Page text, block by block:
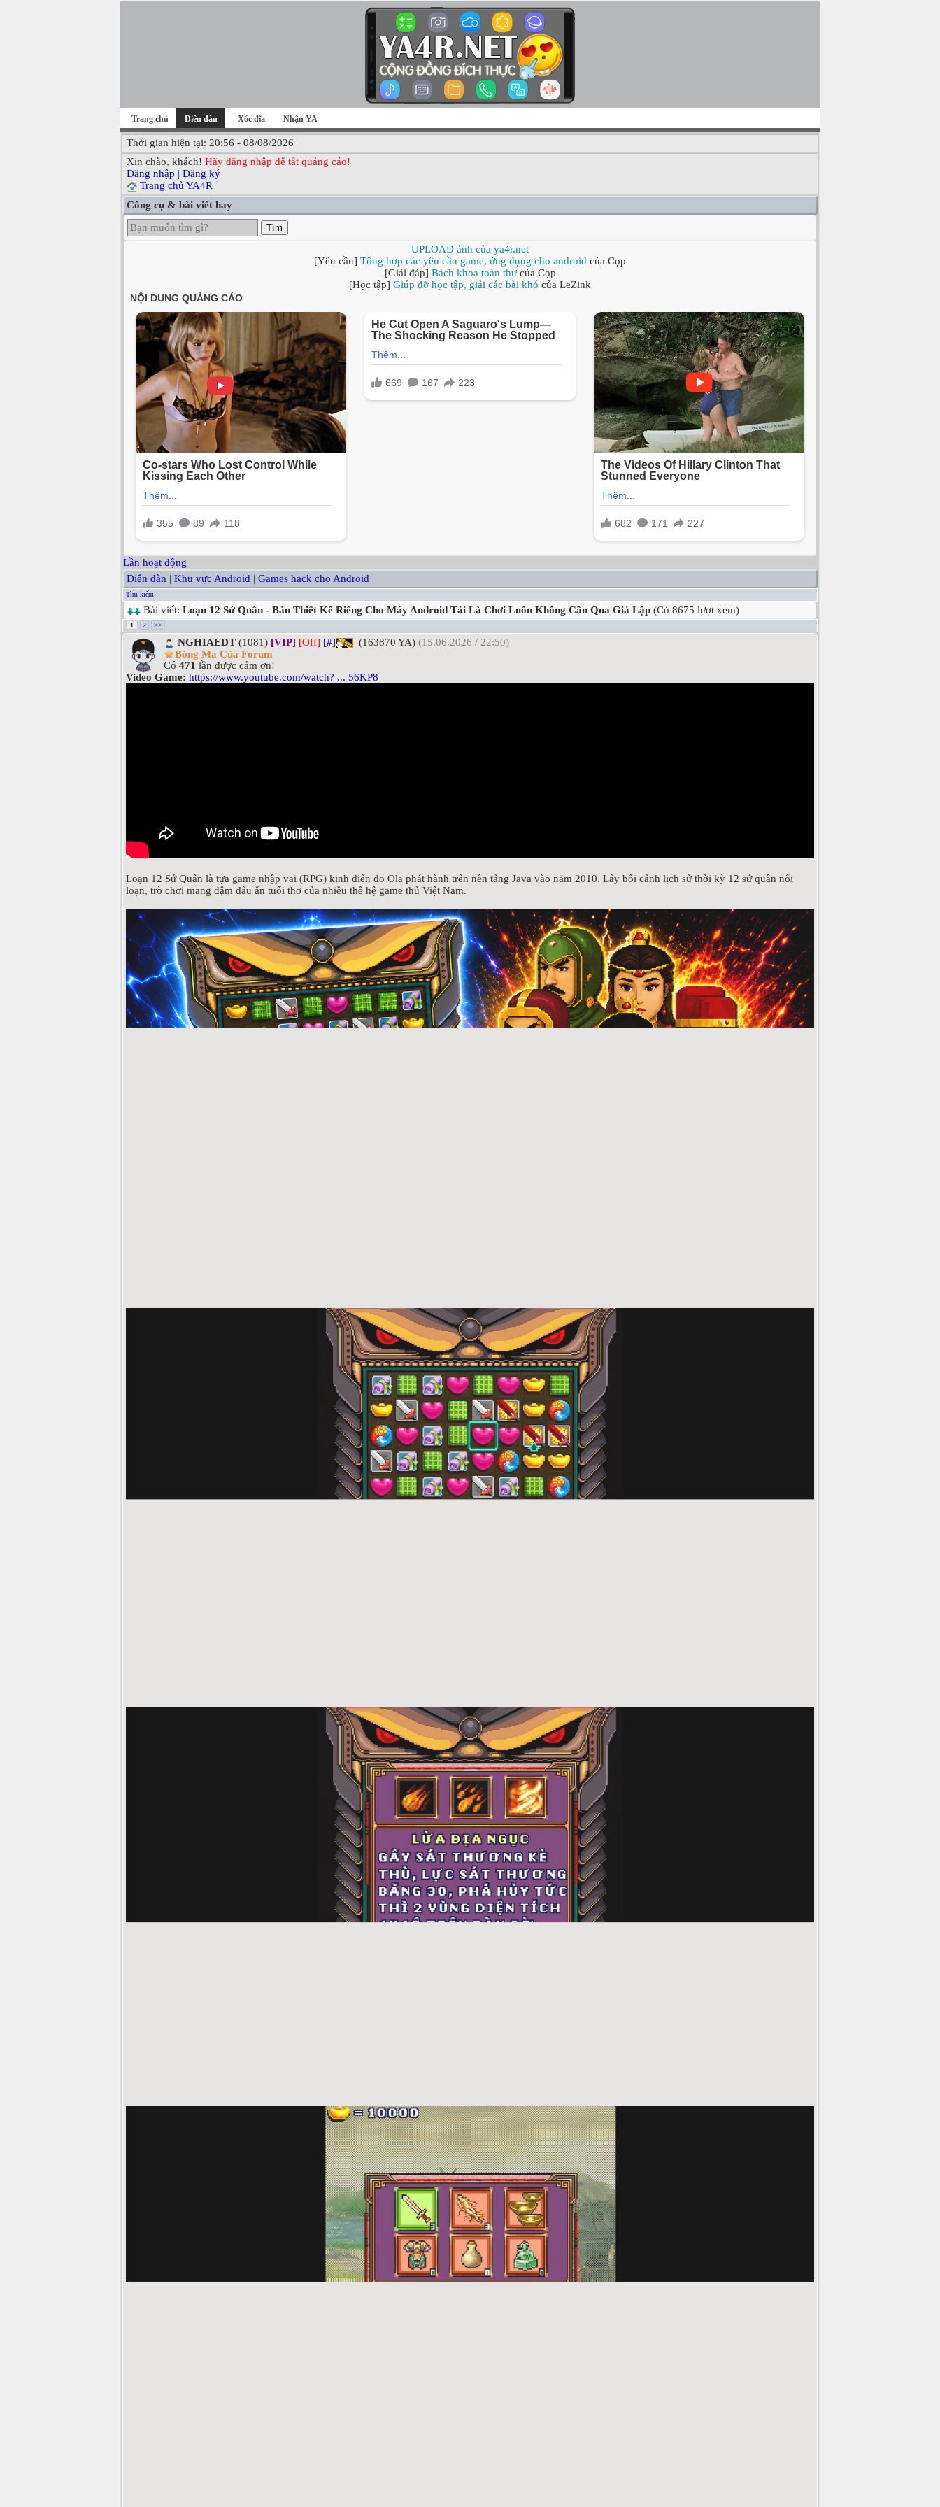
Trang chủ Diễn đàn Xóc đĩa Nhận YA
Thời gian hiện tại: 20:56 - 08/08/2026
Xin chào, khách! Hãy đăng nhập để tắt quảng cáo!
Đăng nhập | Đăng ký
Trang chủ YA4R
Công cụ & bài viết hay
Tìm
UPLOAD ảnh của ya4r.net
[Yêu cầu] Tổng hợp các yêu cầu game, ứng dụng cho android của Cọp
[Giải đáp] Bách khoa toàn thưcủa Cọp
[Học tập] Giúp đỡ học tập, giải các bài khó của LeZink
Lần hoạt động
Diễn đàn | Khu vực Android | Games hack cho Android
Tìm kiếm
Bài viết: Loạn 12 Sứ Quân - Bản Thiết Kế Riêng Cho Máy Android Tải Là Chơi Luôn Không Cần Qua Giả Lập (Có 8675 lượt xem)
1 2 >>
NGHIAEDT (1081) [VIP] [Off] [#] (163870 YA) (15.06.2026 / 22:50)
Bóng Ma Của Forum
Có 471 lần được cảm ơn!
Video Game: https://www.youtube.com/watch? ... 56KP8
Loạn 12 Sứ Quân là tựa game nhập vai (RPG) kinh điển do Ola phát hành trên nền tảng Java vào năm 2010. Lấy bối cảnh lịch sử thời kỳ 12 sứ quân nổi
loạn, trò chơi mang đậm dấu ấn tuổi thơ của nhiều thế hệ game thủ Việt Nam.